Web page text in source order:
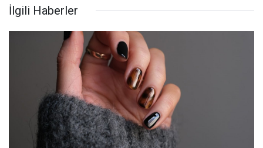
İlgili Haberler